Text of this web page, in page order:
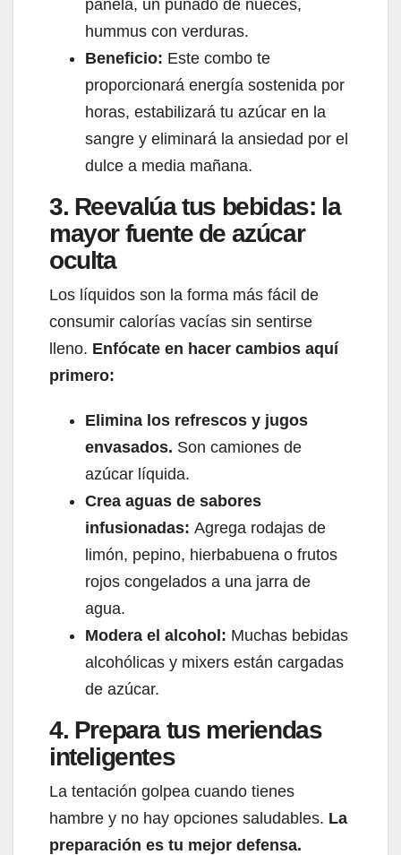
panela, un puñado de nueces,
hummus con verduras.
Beneficio: Este combo te
proporcionará energía sostenida por
horas, estabilizará tu azúcar en la
sangre y eliminará la ansiedad por el
dulce a media mañana.
3. Reevalúa tus bebidas: la
mayor fuente de azúcar
oculta
Los líquidos son la forma más fácil de
consumir calorías vacías sin sentirse
lleno. Enfócate en hacer cambios aquí
primero:
Elimina los refrescos y jugos
envasados. Son camiones de
azúcar líquida.
Crea aguas de sabores
infusionadas: Agrega rodajas de
limón, pepino, hierbabuena o frutos
rojos congelados a una jarra de
agua.
Modera el alcohol: Muchas bebidas
alcohólicas y mixers están cargadas
de azúcar.
4. Prepara tus meriendas
inteligentes
La tentación golpea cuando tienes
hambre y no hay opciones saludables. La
preparación es tu mejor defensa.